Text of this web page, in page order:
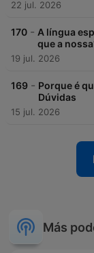
22 jul. 2026
170 - A língua
que a
19 jul. 2026
169 - Porque é
Dúvidas
15 jul. 2026
Más